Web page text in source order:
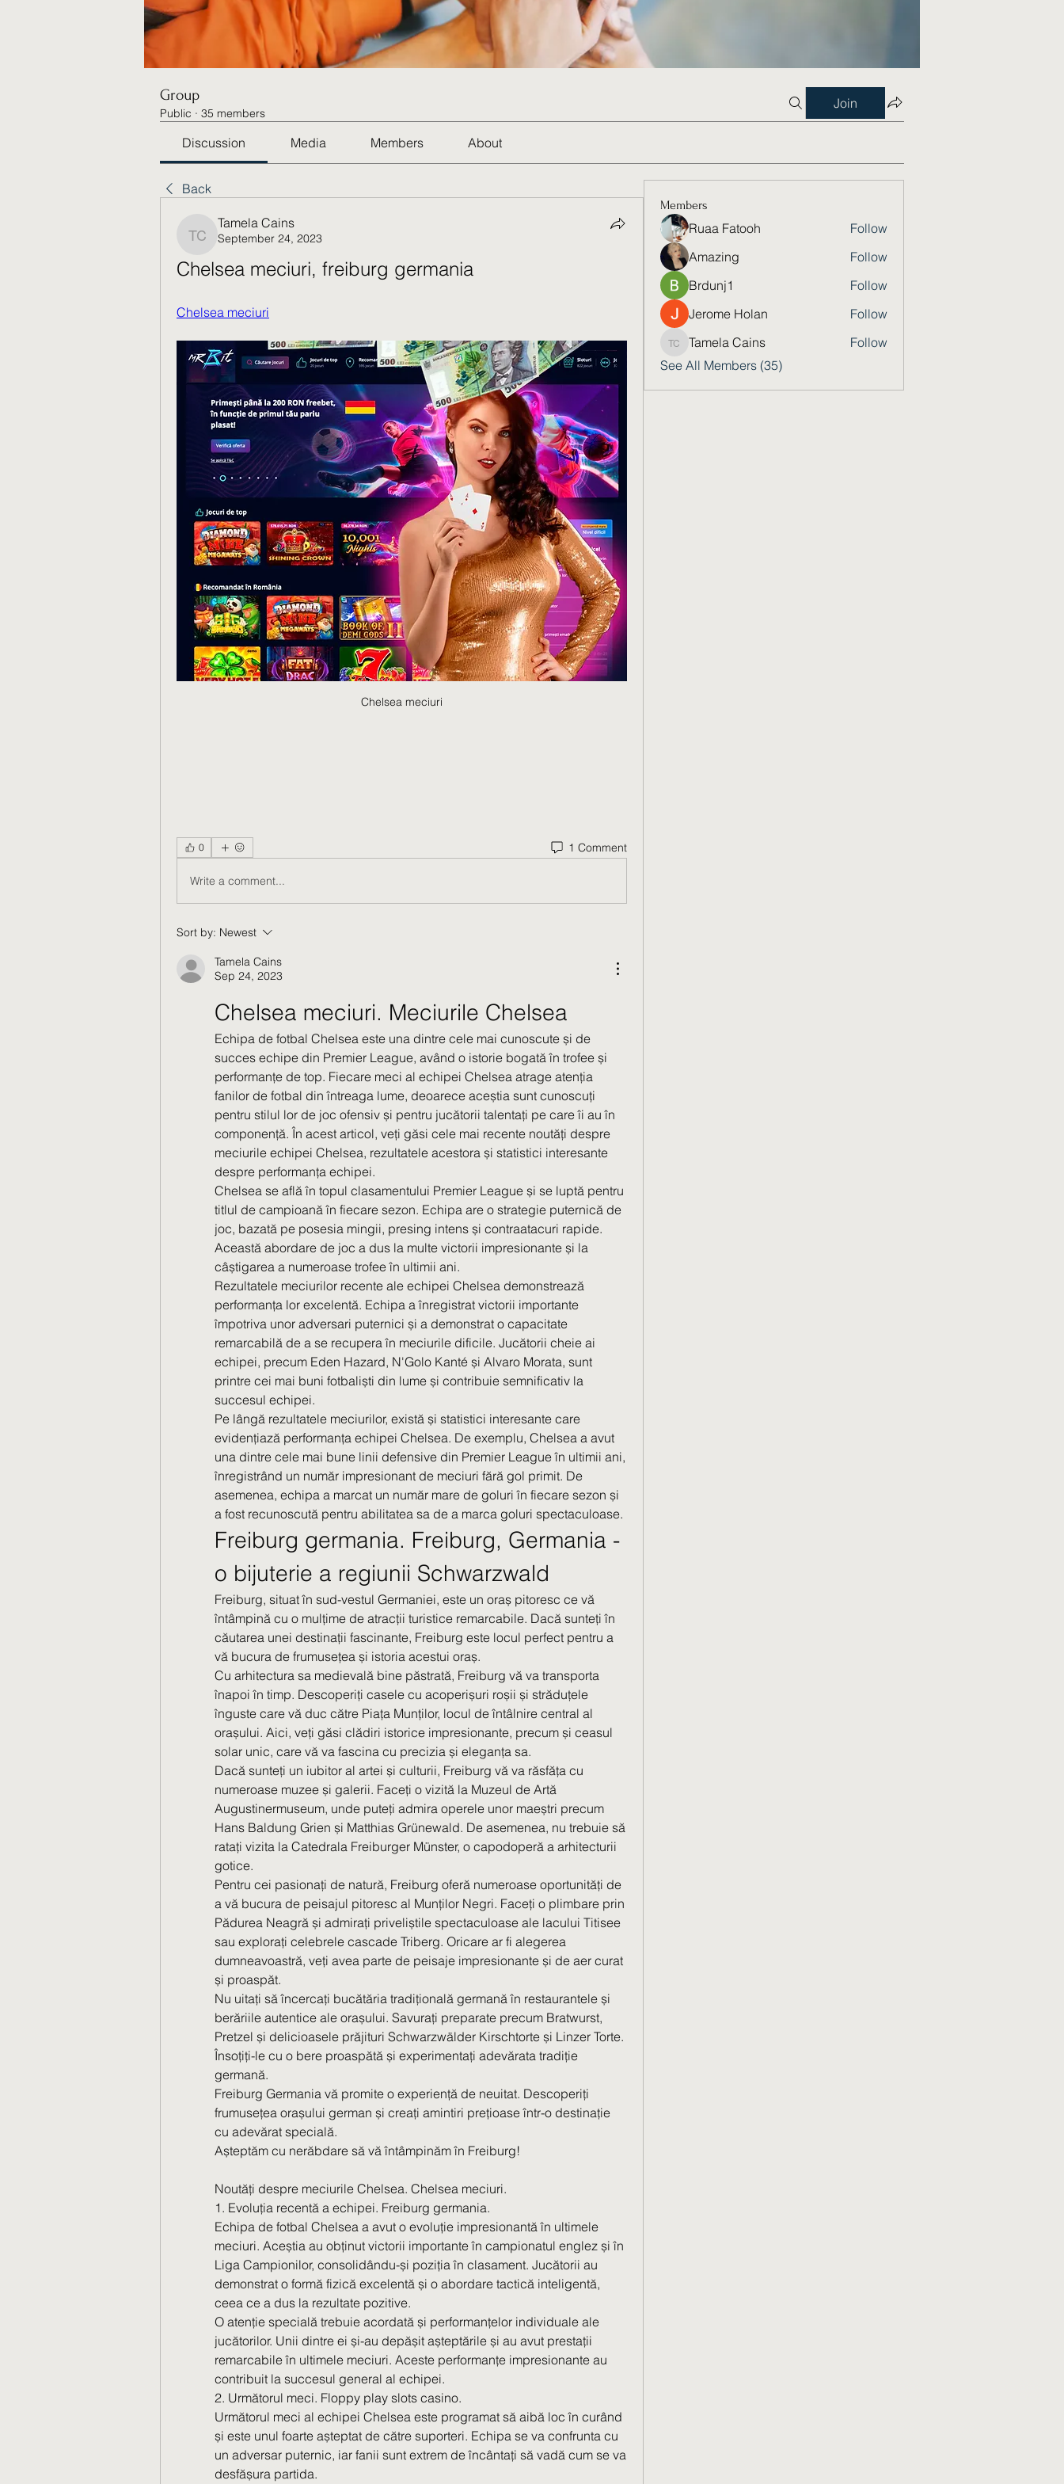
Group
Public · 35 members
Join
Discussion Media Members About
Back
Tamela Cains
Tamela Cains
September 24, 2023
Chelsea meciuri, freiburg germania
Chelsea meciuri
Chelsea meciuri
0 1 Comment
Write a comment...
Sort by: Newest
Tamela Cains
Sep 24, 2023
Chelsea meciuri. Meciurile Chelsea
Echipa de fotbal Chelsea este una dintre cele mai cunoscute și de
succes echipe din Premier League, având o istorie bogată în trofee și
performanțe de top. Fiecare meci al echipei Chelsea atrage atenția
fanilor de fotbal din întreaga lume, deoarece aceștia sunt cunoscuți
pentru stilul lor de joc ofensiv și pentru jucătorii talentați pe care îi au în
componență. În acest articol, veți găsi cele mai recente noutăți despre
meciurile echipei Chelsea, rezultatele acestora și statistici interesante
despre performanța echipei.
Chelsea se află în topul clasamentului Premier League și se luptă pentru
titlul de campioană în fiecare sezon. Echipa are o strategie puternică de
joc, bazată pe posesia mingii, presing intens și contraatacuri rapide.
Această abordare de joc a dus la multe victorii impresionante și la
câștigarea a numeroase trofee în ultimii ani.
Rezultatele meciurilor recente ale echipei Chelsea demonstrează
performanța lor excelentă. Echipa a înregistrat victorii importante
împotriva unor adversari puternici și a demonstrat o capacitate
remarcabilă de a se recupera în meciurile dificile. Jucătorii cheie ai
echipei, precum Eden Hazard, N'Golo Kanté și Alvaro Morata, sunt
printre cei mai buni fotbaliști din lume și contribuie semnificativ la
succesul echipei.
Pe lângă rezultatele meciurilor, există și statistici interesante care
evidențiază performanța echipei Chelsea. De exemplu, Chelsea a avut
una dintre cele mai bune linii defensive din Premier League în ultimii ani,
înregistrând un număr impresionant de meciuri fără gol primit. De
asemenea, echipa a marcat un număr mare de goluri în fiecare sezon și
a fost recunoscută pentru abilitatea sa de a marca goluri spectaculoase.
Freiburg germania. Freiburg, Germania -
o bijuterie a regiunii Schwarzwald
Freiburg, situat în sud-vestul Germaniei, este un oraș pitoresc ce vă
întâmpină cu o mulțime de atracții turistice remarcabile. Dacă sunteți în
căutarea unei destinații fascinante, Freiburg este locul perfect pentru a
vă bucura de frumusețea și istoria acestui oraș.
Cu arhitectura sa medievală bine păstrată, Freiburg vă va transporta
înapoi în timp. Descoperiți casele cu acoperișuri roșii și străduțele
înguste care vă duc către Piața Munților, locul de întâlnire central al
orașului. Aici, veți găsi clădiri istorice impresionante, precum și ceasul
solar unic, care vă va fascina cu precizia și eleganța sa.
Dacă sunteți un iubitor al artei și culturii, Freiburg vă va răsfăța cu
numeroase muzee și galerii. Faceți o vizită la Muzeul de Artă
Augustinermuseum, unde puteți admira operele unor maeștri precum
Hans Baldung Grien și Matthias Grünewald. De asemenea, nu trebuie să
ratați vizita la Catedrala Freiburger Münster, o capodoperă a arhitecturii
gotice.
Pentru cei pasionați de natură, Freiburg oferă numeroase oportunități de
a vă bucura de peisajul pitoresc al Munților Negri. Faceți o plimbare prin
Pădurea Neagră și admirați priveliștile spectaculoase ale lacului Titisee
sau explorați celebrele cascade Triberg. Oricare ar fi alegerea
dumneavoastră, veți avea parte de peisaje impresionante și de aer curat
și proaspăt.
Nu uitați să încercați bucătăria tradițională germană în restaurantele și
berăriile autentice ale orașului. Savurați preparate precum Bratwurst,
Pretzel și delicioasele prăjituri Schwarzwälder Kirschtorte și Linzer Torte.
Însoțiți-le cu o bere proaspătă și experimentați adevărata tradiție
germană.
Freiburg Germania vă promite o experiență de neuitat. Descoperiți
frumusețea orașului german și creați amintiri prețioase într-o destinație
cu adevărat specială.
Așteptăm cu nerăbdare să vă întâmpinăm în Freiburg!
Noutăți despre meciurile Chelsea. Chelsea meciuri.
1. Evoluția recentă a echipei. Freiburg germania.
Echipa de fotbal Chelsea a avut o evoluție impresionantă în ultimele
meciuri. Aceștia au obținut victorii importante în campionatul englez și în
Liga Campionilor, consolidându-și poziția în clasament. Jucătorii au
demonstrat o formă fizică excelentă și o abordare tactică inteligentă,
ceea ce a dus la rezultate pozitive.
O atenție specială trebuie acordată și performanțelor individuale ale
jucătorilor. Unii dintre ei și-au depășit așteptările și au avut prestații
remarcabile în ultimele meciuri. Aceste performanțe impresionante au
contribuit la succesul general al echipei.
2. Următorul meci. Floppy play slots casino.
Următorul meci al echipei Chelsea este programat să aibă loc în curând
și este unul foarte așteptat de către suporteri. Echipa se va confrunta cu
un adversar puternic, iar fanii sunt extrem de încântați să vadă cum se va
desfășura partida.
Members
Ruaa Fatooh
Follow
Amazing
Follow
Brdunj1
Follow
Jerome Holan
Follow
Tamela Cains
Tamela Cains
Follow
See All Members (35)